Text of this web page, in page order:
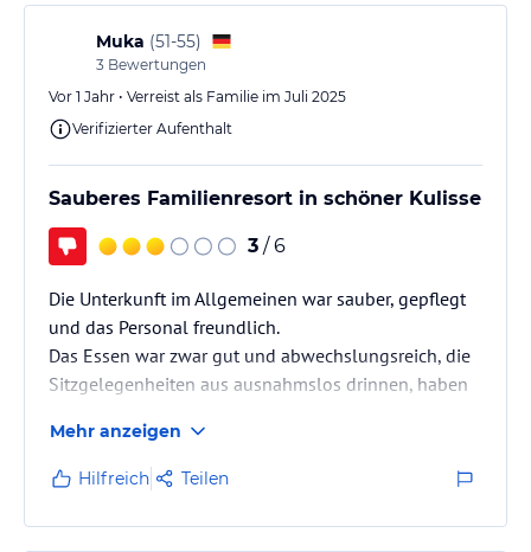
Muka (51-55)
3 Bewertungen
Vor 1 Jahr • Verreist als Familie im Juli 2025
Verifizierter Aufenthalt
Sauberes Familienresort in schöner Kulisse
3 / 6
Die Unterkunft im Allgemeinen war sauber, gepflegt
und das Personal freundlich.
Das Essen war zwar gut und abwechslungsreich, die
Sitzgelegenheiten aus ausnahmslos drinnen, haben
Insbesondere der Snack Bar Bereich, war nachmittags
eher eine Frittenbude, geruchstechnisch und man
hatte leider keine Möglichkeit zum Snack draußen zu
sitzen.
Mehr anzeigen
Hilfreich Teilen